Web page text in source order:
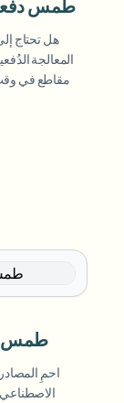
طمس دفعي
هل تحتاج
المعالجة
مقاطع في
طمس
احمِ